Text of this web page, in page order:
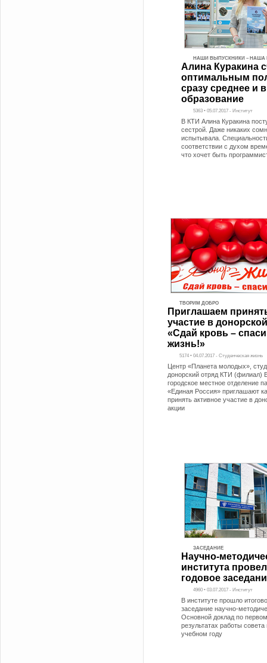
НАШИ ВЫПУСКНИКИ – НАША
Алина Куракина
оптимальным
сразу среднее и
образование
5363 • 05.07.2017 - Институт
В КТИ Алина Куракина
сестрой. Даже никаких
испытывала.
соответствии с духом
что хочет быть
ТВОРИМ ДОБРО
Приглашаем
участие в
«Сдай кровь – спаси
жизнь!»
5174 • 04.07.2017 - Студенческая жизнь
Центр «Планета молодых»,
донорский отряд КТИ (филиал)
городское местное отделение
«Единая Россия» приглашают
принять активное участие в
акции
ЗАСЕДАНИЕ
Научно-
института
годовое
4960 • 03.07.2017 - Институт
В институте прошло
заседание научно-
Основной доклад по
результатах работы
учебном году